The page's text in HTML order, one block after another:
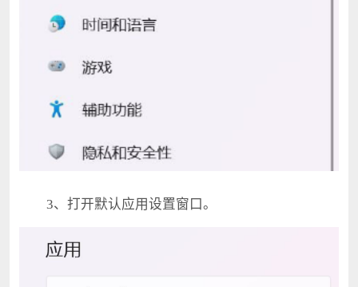
3、打开默认应用设置窗口。